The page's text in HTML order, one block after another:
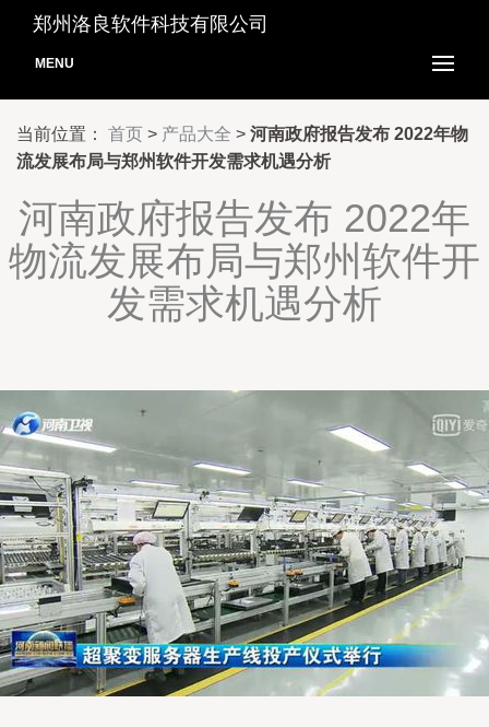
郑州洛良软件科技有限公司
MENU
当前位置： 首页 > 产品大全 > 河南政府报告发布 2022年物
流发展布局与郑州软件开发需求机遇分析
河南政府报告发布 2022年
物流发展布局与郑州软件开
发需求机遇分析